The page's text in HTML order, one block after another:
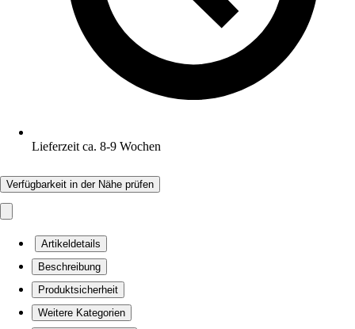
Lieferzeit ca. 8-9 Wochen
Verfügbarkeit in der Nähe prüfen
Artikeldetails
Beschreibung
Produktsicherheit
Weitere Kategorien